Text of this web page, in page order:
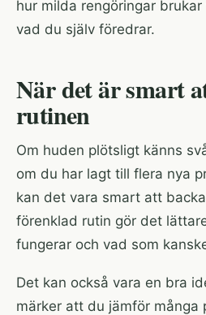
hur milda rengöringar
vad du själv föredrar.
När det är smart
rutinen
Om huden plötsligt känns
om du har lagt till flera nya
kan det vara smart att
förenklad rutin gör det
fungerar och vad som
Det kan också vara en bra
märker att du jämför många